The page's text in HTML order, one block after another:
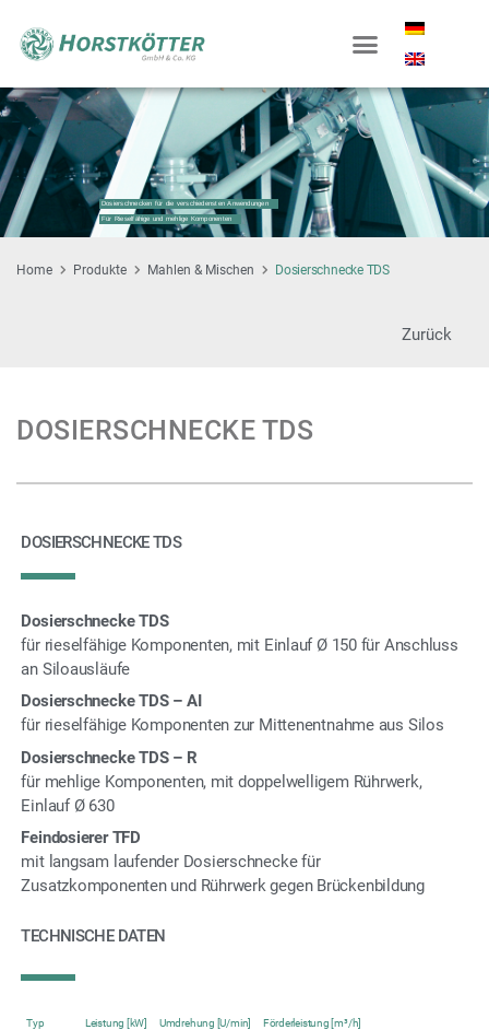
Für Rieselfähige und mehlige Komponenten
Dosierschnecken für die verschiedensten Anwendungen
Home Produkte Mahlen & Mischen Dosierschnecke TDS
Zurück
DOSIERSCHNECKE TDS
DOSIERSCHNECKE TDS
Dosierschnecke TDS
für rieselfähige Komponenten, mit Einlauf Ø 150 für Anschluss
an Siloausläufe
Dosierschnecke TDS – AI
für rieselfähige Komponenten zur Mittenentnahme aus Silos
Dosierschnecke TDS – R
für mehlige Komponenten, mit doppelwelligem Rührwerk,
Einlauf Ø 630
Feindosierer TFD
mit langsam laufender Dosierschnecke für
Zusatzkomponenten und Rührwerk gegen Brückenbildung
TECHNISCHE DATEN
Typ Leistung [kW] Umdrehung [U/min] Förderleistung [m³/h]